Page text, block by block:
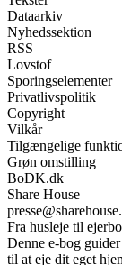
Dataarkiv
Nyhedssektion
RSS
Lovstof
Sporingselementer
Privatlivspolitik
Copyright
Vilkår
Tilgængelige
Grøn omstilling
BoDK.dk
Share House
Fra husleje til
Denne e-bog
til at eje dit eget